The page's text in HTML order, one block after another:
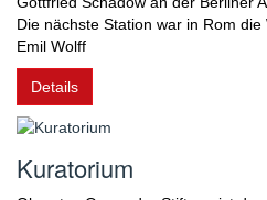
Die nächste Station war in Rom die
Emil Wolff
Details
Kuratorium